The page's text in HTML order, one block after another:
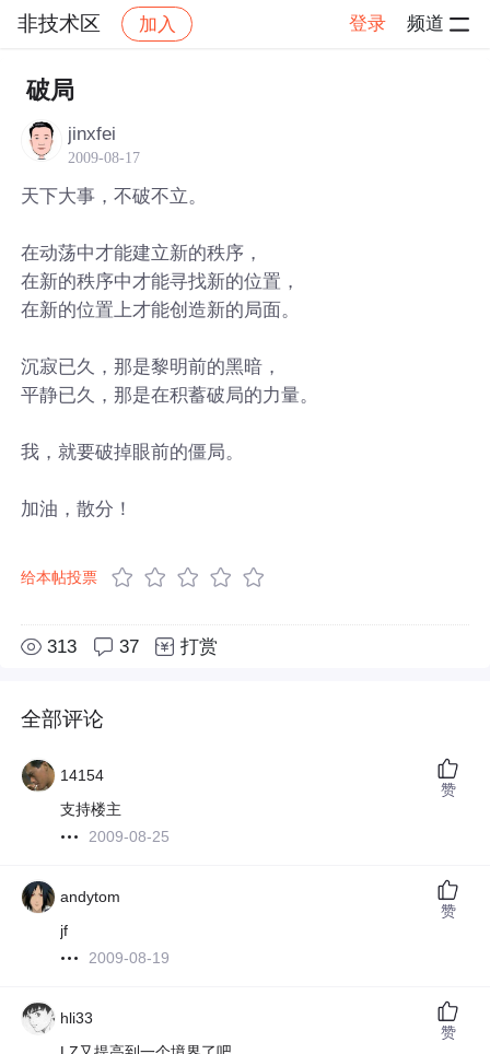
非技术区 加入 登录 频道
社区
破局
jinxfei
2009-08-17
天下大事，不破不立。
在动荡中才能建立新的秩序，
在新的秩序中才能寻找新的位置，
在新的位置上才能创造新的局面。
沉寂已久，那是黎明前的黑暗，
平静已久，那是在积蓄破局的力量。
我，就要破掉眼前的僵局。
加油，散分！
给本帖投票
313 37 打赏
全部评论
14154
支持楼主
2009-08-25
赞
andytom
jf
2009-08-19
赞
hli33
赞